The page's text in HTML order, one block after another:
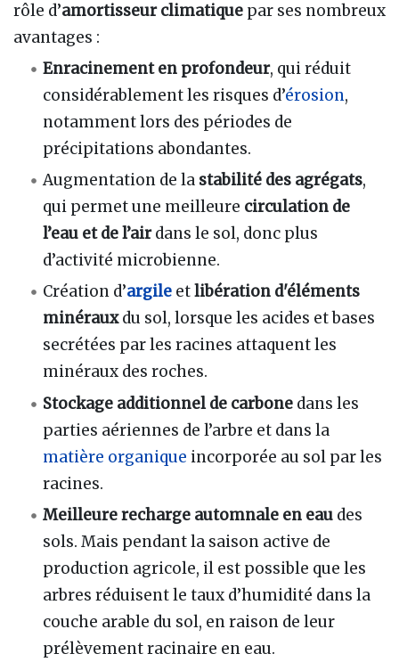
rôle d’amortisseur climatique par ses nombreux
avantages :
Enracinement en profondeur, qui réduit
considérablement les risques d’érosion,
notamment lors des périodes de
précipitations abondantes.
Augmentation de la stabilité des agrégats,
qui permet une meilleure circulation de
l’eau et de l’airdans le sol, donc plus
d’activité microbienne.
Création d’argile etlibération d'éléments
minérauxdu sol, lorsque les acides et bases
secrétées par les racines attaquent les
minéraux des roches.
Stockage additionnel de carbone dans les
parties aériennes de l’arbre et dans la
matière organique incorporée au sol par les
racines.
Meilleure recharge automnale en eau des
sols. Mais pendant la saison active de
production agricole, il est possible que les
arbres réduisent le taux d’humidité dans la
couche arable du sol, en raison de leur
prélèvement racinaire en eau.